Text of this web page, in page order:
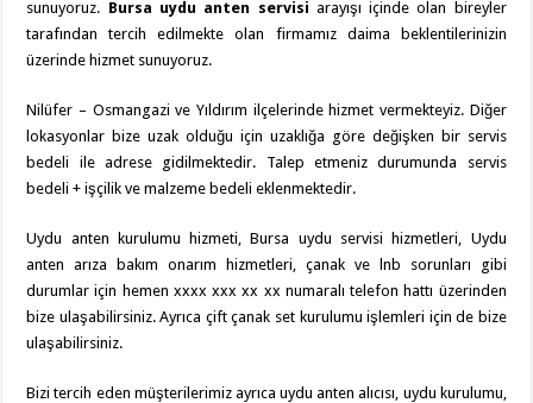
sunuyoruz. Bursa uydu anten servisi arayışı içinde olan bireyler
tarafından tercih edilmekte olan firmamız daima beklentilerinizin
üzerinde hizmet sunuyoruz.
Nilüfer – Osmangazi ve Yıldırım ilçelerinde hizmet vermekteyiz. Diğer
lokasyonlar bize uzak olduğu için uzaklığa göre değişken bir servis
bedeli ile adrese gidilmektedir. Talep etmeniz durumunda servis
bedeli + işçilik ve malzeme bedeli eklenmektedir.
Uydu anten kurulumu hizmeti, Bursa uydu servisi hizmetleri, Uydu
anten arıza bakım onarım hizmetleri, çanak ve lnb sorunları gibi
durumlar için hemen xxxx xxx xx xx numaralı telefon hattı üzerinden
bize ulaşabilirsiniz. Ayrıca çift çanak set kurulumu işlemleri için de bize
ulaşabilirsiniz.
Bizi tercih eden müşterilerimiz ayrıca uydu anten alıcısı, uydu kurulumu,